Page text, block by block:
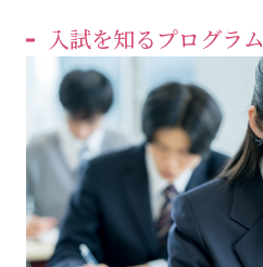
入試を知るプログラム